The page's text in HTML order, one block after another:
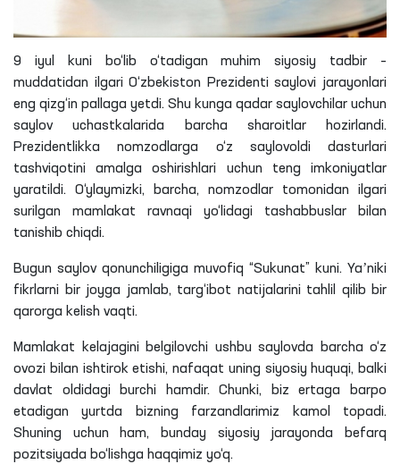
9 iyul kuni bo‘lib o‘tadigan muhim siyosiy tadbir –
muddatidan ilgari O‘zbekiston Prezidenti saylovi jarayonlari
eng qizg‘in pallaga yetdi. Shu kunga qadar saylovchilar uchun
saylov uchastkalarida barcha sharoitlar hozirlandi.
Prezidentlikka nomzodlarga o‘z saylovoldi dasturlari
tashviqotini amalga oshirishlari uchun teng imkoniyatlar
yaratildi. O‘ylaymizki, barcha, nomzodlar tomonidan ilgari
surilgan mamlakat ravnaqi yo‘lidagi tashabbuslar bilan
tanishib chiqdi.
Bugun saylov qonunchiligiga muvofiq “Sukunat” kuni. Yaʼniki
fikrlarni bir joyga jamlab, targ‘ibot natijalarini tahlil qilib bir
qarorga kelish vaqti.
Mamlakat kelajagini belgilovchi ushbu saylovda barcha o‘z
ovozi bilan ishtirok etishi, nafaqat uning siyosiy huquqi, balki
davlat oldidagi burchi hamdir. Chunki, biz ertaga barpo
etadigan yurtda bizning farzandlarimiz kamol topadi.
Shuning uchun ham, bunday siyosiy jarayonda befarq
pozitsiyada bo‘lishga haqqimiz yo‘q.